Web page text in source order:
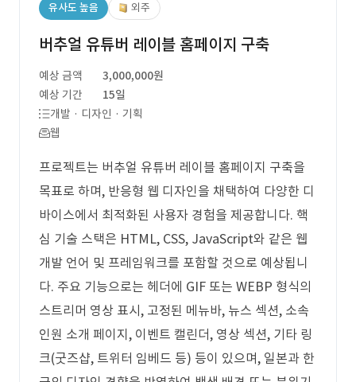
유사도 높음 외주
버추얼 유튜버 레이블 홈페이지 구축
예상 금액
3,000,000원
예상 기간
15일
개발 · 디자인 · 기획
웹
프로젝트는 버추얼 유튜버 레이블 홈페이지 구축을
목표로 하며, 반응형 웹 디자인을 채택하여 다양한 디
바이스에서 최적화된 사용자 경험을 제공합니다. 핵
심 기술 스택은 HTML, CSS, JavaScript와 같은 웹
개발 언어 및 프레임워크를 포함할 것으로 예상됩니
다. 주요 기능으로는 헤더에 GIF 또는 WEBP 형식의
스트리머 영상 표시, 고정된 메뉴바, 뉴스 섹션, 소속
인원 소개 페이지, 이벤트 캘린더, 영상 섹션, 기타 링
크(굿즈샵, 트위터 임베드 등) 등이 있으며, 일본과 한